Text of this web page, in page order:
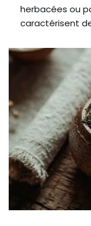
herbacées ou
caractérisent